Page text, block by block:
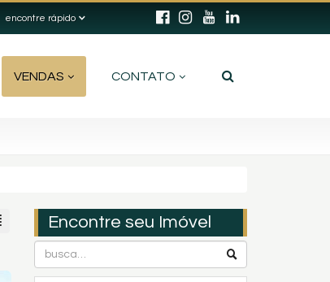
encontre rápido
VENDAS CONTATO
Encontre seu Imóvel